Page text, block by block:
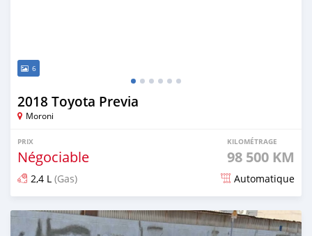
6
2018 Toyota Previa
Moroni
PRIX
Négociable
KILOMÉTRAGE
98 500 KM
2,4 L (Gas) Automatique
Publié il y a 8 mois